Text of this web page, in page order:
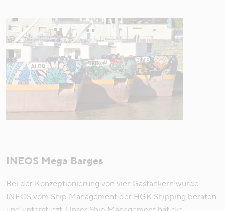
INEOS Mega Barges
Bei der Konzeptionierung von vier Gastankern wurde
INEOS vom Ship Management der HGK Shipping beraten